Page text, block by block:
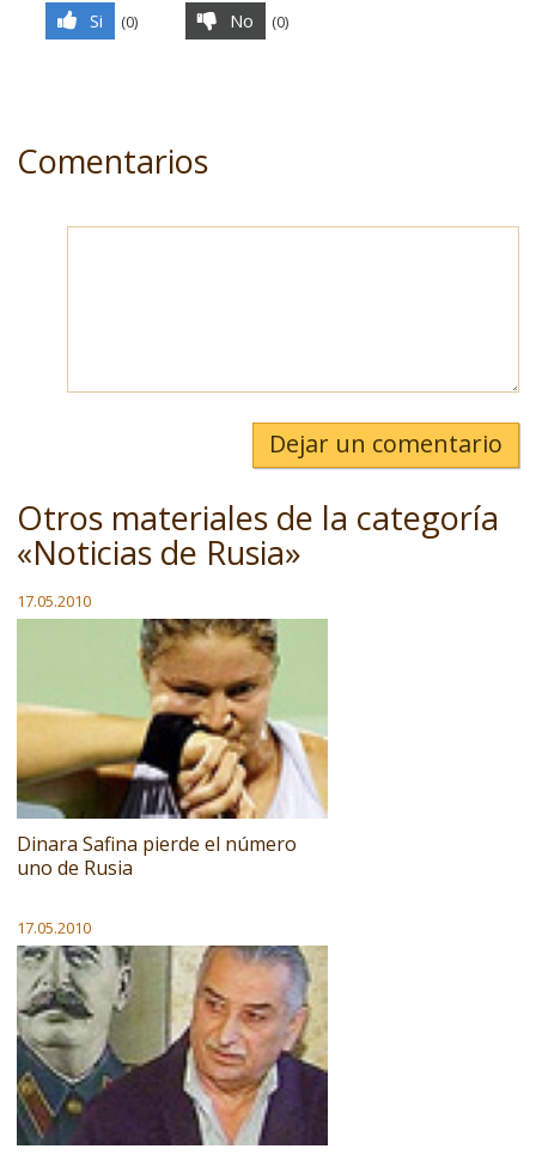
Si (0) No (0)
Comentarios
Dejar un comentario
Otros materiales de la categoría
«Noticias de Rusia»
17.05.2010
Dinara Safina pierde el número
uno de Rusia
17.05.2010